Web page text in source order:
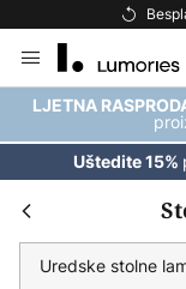
to
Content
LJETNA
Uštedite 15%
Uredske stolne